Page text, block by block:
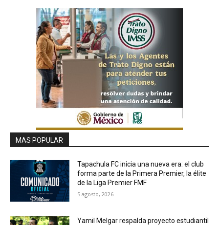
MAS POPULAR
Tapachula FC inicia una nueva era: el club
forma parte de la Primera Premier, la élite
de la Liga Premier FMF
5 agosto, 2026
Yamil Melgar respalda proyecto estudiantil